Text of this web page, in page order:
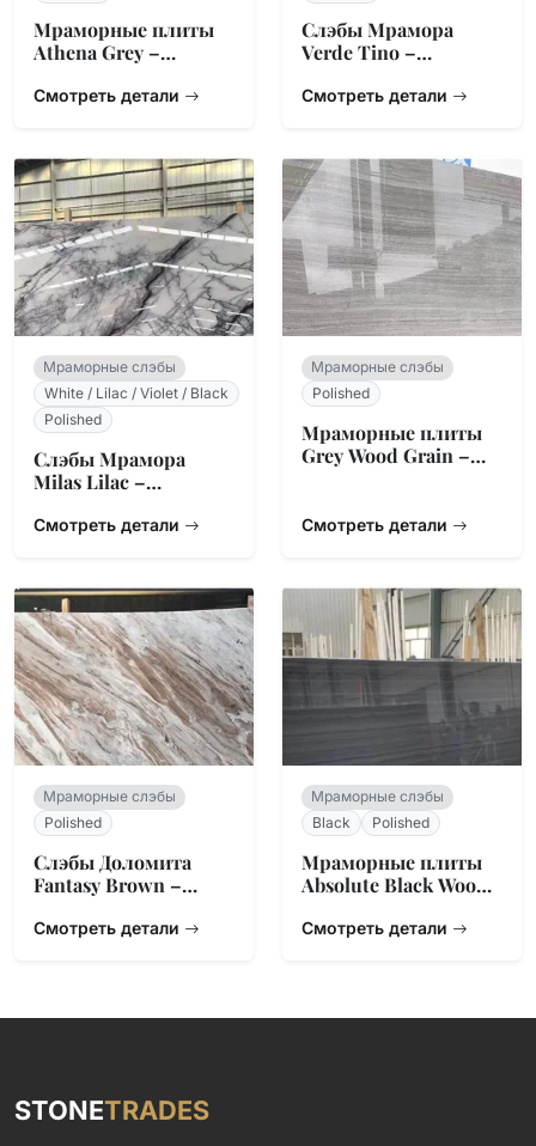
Мраморные плиты
Athena Grey –
Смотреть детали
Слэбы Мрамора
Verde Tino –
Змеевик Зеленый
Смотреть детали
Мраморные слэбы
White / Lilac / Violet / Black
Polished
Слэбы Мрамора
Milas Lilac –
Натуральный
Смотреть детали
Мраморные слэбы
Polished
Мраморные плиты
Grey Wood Grain –
Смотреть детали
Мраморные слэбы
Polished
Слэбы Доломита
Fantasy Brown –
Камень из Индии
Смотреть детали
Мраморные слэбы
Black
Polished
Мраморные плиты
Absolute Black Wood
Смотреть детали
STONETRADES